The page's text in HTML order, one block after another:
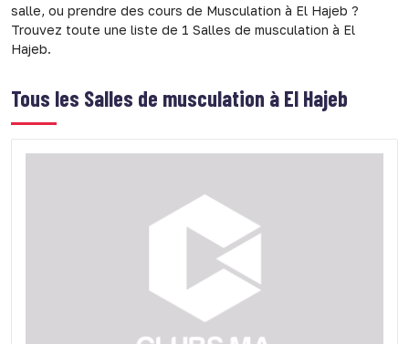
salle, ou prendre des cours de Musculation à El Hajeb ?
Trouvez toute une liste de 1 Salles de musculation à El
Hajeb.
Tous les Salles de musculation à El Hajeb